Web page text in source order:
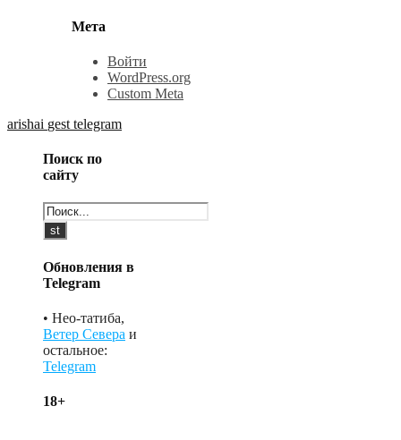
Мета
Войти
WordPress.org
Custom Meta
arishai gest telegram
Поиск по
сайту
Обновления в
Telegram
• Нео-татиба,
Ветер Севера и
остальное:
Telegram
18+